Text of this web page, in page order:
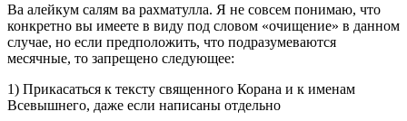
Ва алейкум салям ва рахматулла. Я не совсем понимаю, что
конкретно вы имеете в виду под словом «очищение» в данном
случае, но если предположить, что подразумеваются
месячные, то запрещено следующее:
1) Прикасаться к тексту священного Корана и к именам
Всевышнего, даже если написаны отдельно